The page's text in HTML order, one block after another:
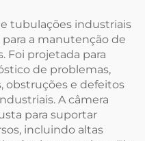
tubulações industriais
a manutenção de
Foi projetada para
de problemas,
obstruções e defeitos
A câmera
para suportar
incluindo altas